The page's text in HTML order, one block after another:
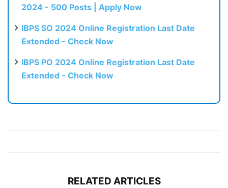
2024 - 500 Posts | Apply Now
IBPS SO 2024 Online Registration Last Date
Extended - Check Now
IBPS PO 2024 Online Registration Last Date
Extended - Check Now
RELATED ARTICLES